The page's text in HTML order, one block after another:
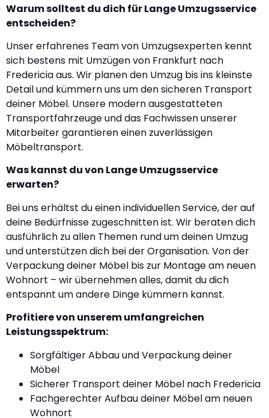
Warum solltest du dich für Lange Umzugsservice
entscheiden?
Unser erfahrenes Team von Umzugsexperten kennt
sich bestens mit Umzügen von Frankfurt nach
Fredericia aus. Wir planen den Umzug bis ins kleinste
Detail und kümmern uns um den sicheren Transport
deiner Möbel. Unsere modern ausgestatteten
Transportfahrzeuge und das Fachwissen unserer
Mitarbeiter garantieren einen zuverlässigen
Möbeltransport.
Was kannst du von Lange Umzugsservice
erwarten?
Bei uns erhältst du einen individuellen Service, der auf
deine Bedürfnisse zugeschnitten ist. Wir beraten dich
ausführlich zu allen Themen rund um deinen Umzug
und unterstützen dich bei der Organisation. Von der
Verpackung deiner Möbel bis zur Montage am neuen
Wohnort – wir übernehmen alles, damit du dich
entspannt um andere Dinge kümmern kannst.
Profitiere von unserem umfangreichen
Leistungsspektrum:
Sorgfältiger Abbau und Verpackung deiner
Möbel
Sicherer Transport deiner Möbel nach Fredericia
Fachgerechter Aufbau deiner Möbel am neuen
Wohnort